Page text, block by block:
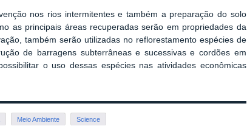
nos rios intermitentes e também a preparação do solo
as principais áreas recuperadas serão em propriedades da
também serão utilizadas no reflorestamento espécies de
de barragens subterrâneas e sucessivas e cordões em
o uso dessas espécies nas atividades econômicas
Meio Ambiente Science